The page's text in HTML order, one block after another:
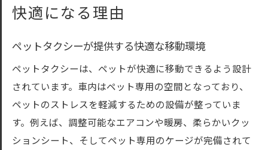
快適になる理由
ペットタクシーが提供する快適な移動環境
ペットタクシーは、ペットが快適に移動できるよう設計
されています。車内はペット専用の空間となっており、
ペットのストレスを軽減するための設備が整っていま
す。例えば、調整可能なエアコンや暖房、柔らかいクッ
ションシート、そしてペット専用のケージが完備されて